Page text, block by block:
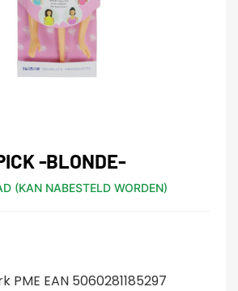
-BLONDE-
(KAN NABESTELD WORDEN)
PME EAN 5060281185297